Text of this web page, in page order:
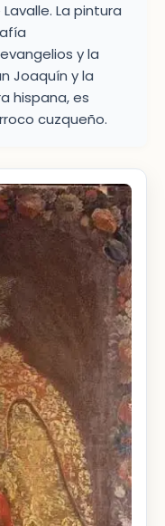
La pintura
y la
Joaquín y la
hispana, es
cuzqueño.